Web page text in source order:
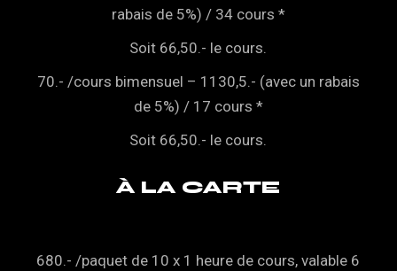
rabais de 5%) / 34 cours *
Soit 66,50.- le cours.
70.- /cours bimensuel – 1130,5.- (avec un rabais
de 5%) / 17 cours *
Soit 66,50.- le cours.
À LA CARTE
680.- /paquet de 10 x 1 heure de cours, valable 6